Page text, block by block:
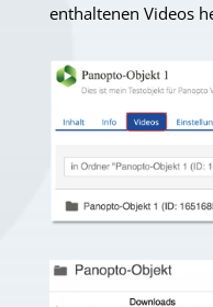
enthaltenen Videos